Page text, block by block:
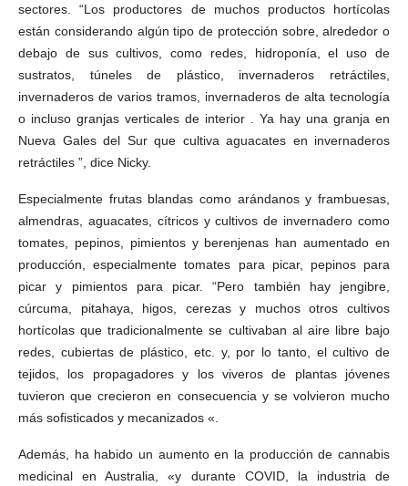
sectores. “Los productores de muchos productos hortícolas
están considerando algún tipo de protección sobre, alrededor o
debajo de sus cultivos, como redes, hidroponía, el uso de
sustratos, túneles de plástico, invernaderos retráctiles,
invernaderos de varios tramos, invernaderos de alta tecnología
o incluso granjas verticales de interior . Ya hay una granja en
Nueva Gales del Sur que cultiva aguacates en invernaderos
retráctiles ”, dice Nicky.
Especialmente frutas blandas como arándanos y frambuesas,
almendras, aguacates, cítricos y cultivos de invernadero como
tomates, pepinos, pimientos y berenjenas han aumentado en
producción, especialmente tomates para picar, pepinos para
picar y pimientos para picar. “Pero también hay jengibre,
cúrcuma, pitahaya, higos, cerezas y muchos otros cultivos
hortícolas que tradicionalmente se cultivaban al aire libre bajo
redes, cubiertas de plástico, etc. y, por lo tanto, el cultivo de
tejidos, los propagadores y los viveros de plantas jóvenes
tuvieron que crecieron en consecuencia y se volvieron mucho
más sofisticados y mecanizados «.
Además, ha habido un aumento en la producción de cannabis
medicinal en Australia, «y durante COVID, la industria de